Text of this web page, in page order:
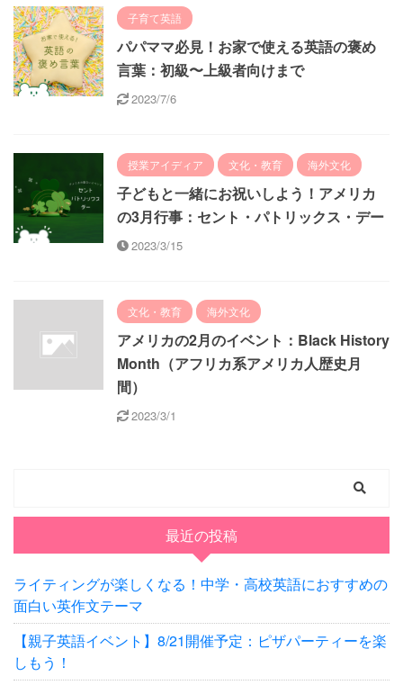
子育て英語
パパママ必見！お家で使える英語の褒め
言葉：初級〜上級者向けまで
2023/7/6
授業アイディア 文化・教育 海外文化
子どもと一緒にお祝いしよう！アメリカ
の3月行事：セント・パトリックス・デー
2023/3/15
文化・教育 海外文化
アメリカの2月のイベント：Black History
Month（アフリカ系アメリカ人歴史月
間）
2023/3/1
最近の投稿
ライティングが楽しくなる！中学・高校英語におすすめの
面白い英作文テーマ
【親子英語イベント】8/21開催予定：ピザパーティーを楽
しもう！